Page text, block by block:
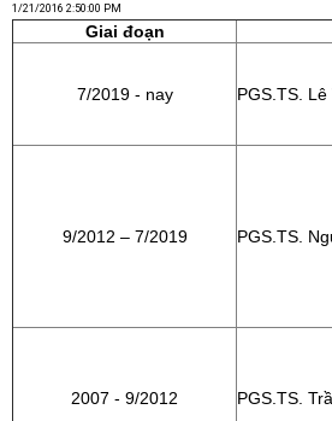
1/21/2016 2:50:00 PM
Giai đoạn
7/2019 - nay PGS.TS.
9/2012 – 7/2019 PGS.TS.
2007 - 9/2012 PGS.TS.